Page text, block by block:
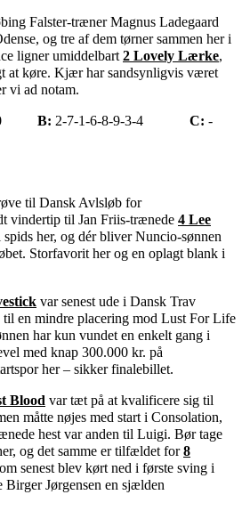
Falster-træner Magnus Ladegaard
og tre af dem tørner sammen her i
ligner umiddelbart2 Lovely Lærke,
at køre. Kjær har sandsynligvis været
vi ad notam.
B: 2-7-1-6-8-9-3-4 C: -
til Dansk Avlsløb for
vindertip til Jan Friis-trænede 4 Lee
spids her, og dér bliver Nuncio-sønnen
Storfavorit her og en oplagt blank i
var senest ude i Dansk Trav
en mindre placering mod Lust For Life
har kun vundet en enkelt gang i
med knap 300.000 kr. på
her – sikker finalebillet.
Blood var tæt på at kvalificere sig til
måtte nøjes med start i Consolation,
hest var anden til Luigi. Bør tage
og det samme er tilfældet for8
senest blev kørt ned i første sving i
Jørgensen en sjælden